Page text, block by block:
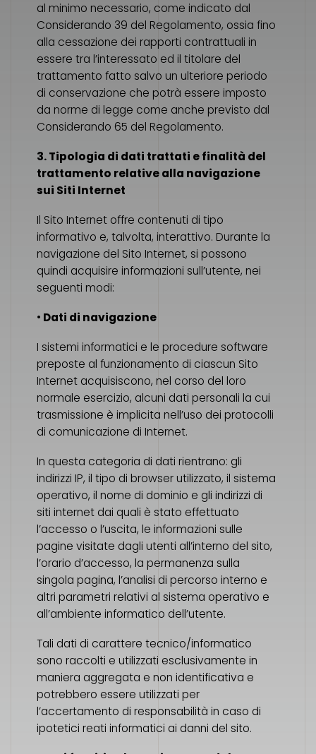
al minimo necessario, come indicato dal
Considerando 39 del Regolamento, ossia fino
alla cessazione dei rapporti contrattuali in
essere tra l’interessato ed il titolare del
trattamento fatto salvo un ulteriore periodo
di conservazione che potrà essere imposto
da norme di legge come anche previsto dal
Considerando 65 del Regolamento.
3. Tipologia di dati trattati e finalità del
trattamento relative alla navigazione
sui Siti Internet
Il Sito Internet offre contenuti di tipo
informativo e, talvolta, interattivo. Durante la
navigazione del Sito Internet, si possono
quindi acquisire informazioni sull’utente, nei
seguenti modi:
• Dati di navigazione
I sistemi informatici e le procedure software
preposte al funzionamento di ciascun Sito
Internet acquisiscono, nel corso del loro
normale esercizio, alcuni dati personali la cui
trasmissione è implicita nell’uso dei protocolli
di comunicazione di Internet.
In questa categoria di dati rientrano: gli
indirizzi IP, il tipo di browser utilizzato, il sistema
operativo, il nome di dominio e gli indirizzi di
siti internet dai quali è stato effettuato
l’accesso o l’uscita, le informazioni sulle
pagine visitate dagli utenti all’interno del sito,
l’orario d’accesso, la permanenza sulla
singola pagina, l’analisi di percorso interno e
altri parametri relativi al sistema operativo e
all’ambiente informatico dell’utente.
Tali dati di carattere tecnico/informatico
sono raccolti e utilizzati esclusivamente in
maniera aggregata e non identificativa e
potrebbero essere utilizzati per
l’accertamento di responsabilità in caso di
ipotetici reati informatici ai danni del sito.